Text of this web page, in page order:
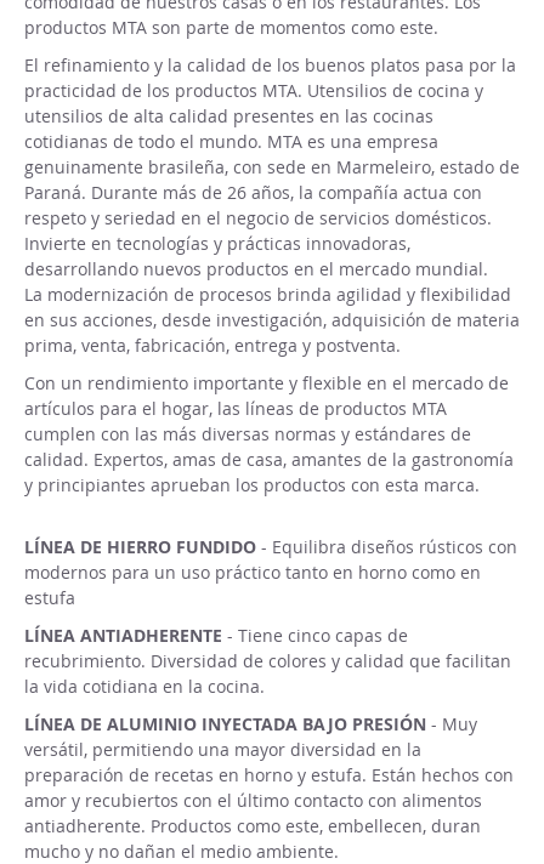
productos MTA son parte de momentos como este.
El refinamiento y la calidad de los buenos platos pasa por la
practicidad de los productos MTA. Utensilios de cocina y
utensilios de alta calidad presentes en las cocinas
cotidianas de todo el mundo. MTA es una empresa
genuinamente brasileña, con sede en Marmeleiro, estado de
Paraná. Durante más de 26 años, la compañía actua con
respeto y seriedad en el negocio de servicios domésticos.
Invierte en tecnologías y prácticas innovadoras,
desarrollando nuevos productos en el mercado mundial.
La modernización de procesos brinda agilidad y flexibilidad
en sus acciones, desde investigación, adquisición de materia
prima, venta, fabricación, entrega y postventa.
Con un rendimiento importante y flexible en el mercado de
artículos para el hogar, las líneas de productos MTA
cumplen con las más diversas normas y estándares de
calidad. Expertos, amas de casa, amantes de la gastronomía
y principiantes aprueban los productos con esta marca.
LÍNEA DE HIERRO FUNDIDO - Equilibra diseños rústicos con
modernos para un uso práctico tanto en horno como en
estufa
LÍNEA ANTIADHERENTE - Tiene cinco capas de
recubrimiento. Diversidad de colores y calidad que facilitan
la vida cotidiana en la cocina.
LÍNEA DE ALUMINIO INYECTADA BAJO PRESIÓN - Muy
versátil, permitiendo una mayor diversidad en la
preparación de recetas en horno y estufa. Están hechos con
amor y recubiertos con el último contacto con alimentos
antiadherente. Productos como este, embellecen, duran
mucho y no dañan el medio ambiente.